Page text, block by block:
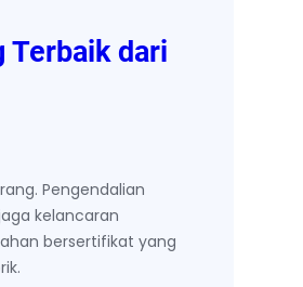
Terbaik dari
Pengendalian
kelancaran
bersertifikat yang